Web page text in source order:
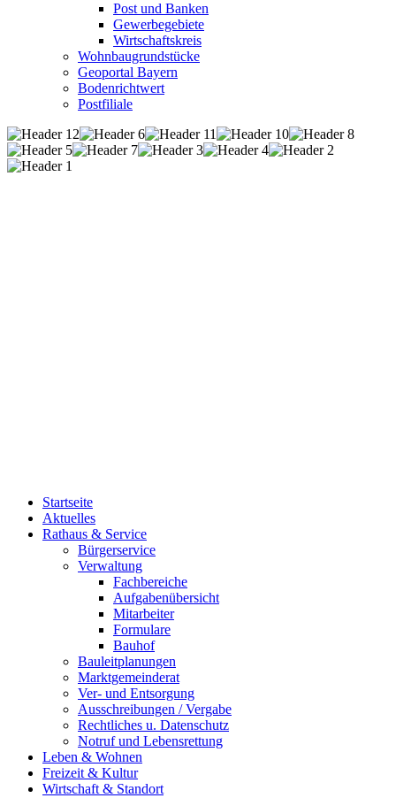
Post und Banken
Gewerbegebiete
Wirtschaftskreis
Wohnbaugrundstücke
Geoportal Bayern
Bodenrichtwert
Postfiliale
Startseite
Aktuelles
Rathaus & Service
Bürgerservice
Verwaltung
Fachbereiche
Aufgabenübersicht
Mitarbeiter
Formulare
Bauhof
Bauleitplanungen
Marktgemeinderat
Ver- und Entsorgung
Ausschreibungen / Vergabe
Rechtliches u. Datenschutz
Notruf und Lebensrettung
Leben & Wohnen
Freizeit & Kultur
Wirtschaft & Standort